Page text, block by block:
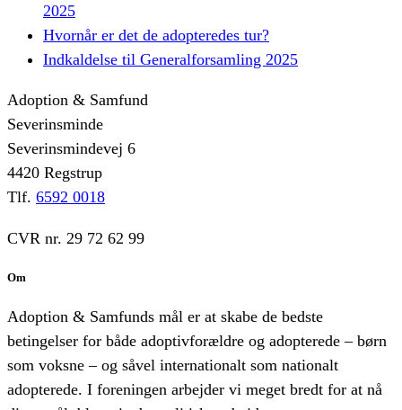
2025
Hvornår er det de adopteredes tur?
Indkaldelse til Generalforsamling 2025
Adoption & Samfund
Severinsminde
Severinsmindevej 6
4420 Regstrup
Tlf. 6592 0018
CVR nr. 29 72 62 99
Om
Adoption & Samfunds mål er at skabe de bedste
betingelser for både adoptivforældre og adopterede – børn
som voksne – og såvel internationalt som nationalt
adopterede. I foreningen arbejder vi meget bredt for at nå